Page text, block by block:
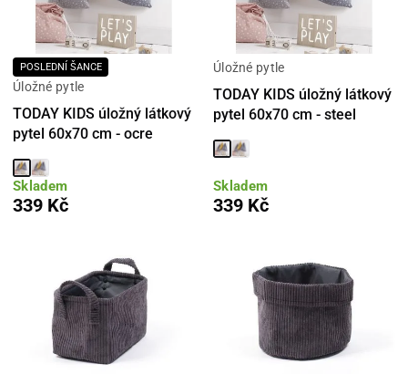
POSLEDNÍ ŠANCE
Úložné pytle
TODAY KIDS úložný látkový
pytel 60x70 cm - ocre
Skladem
339 Kč
Úložné pytle
TODAY KIDS úložný látkový
pytel 60x70 cm - steel
Skladem
339 Kč